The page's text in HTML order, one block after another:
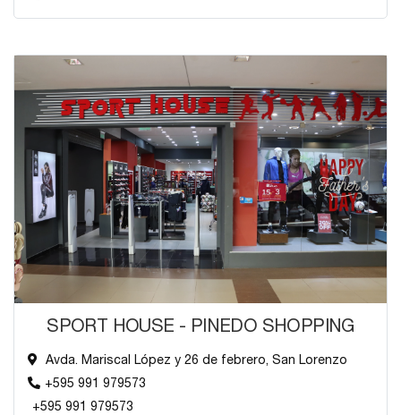
SPORT HOUSE - PINEDO SHOPPING
Avda. Mariscal López y 26 de febrero, San Lorenzo
+595 991 979573
+595 991 979573